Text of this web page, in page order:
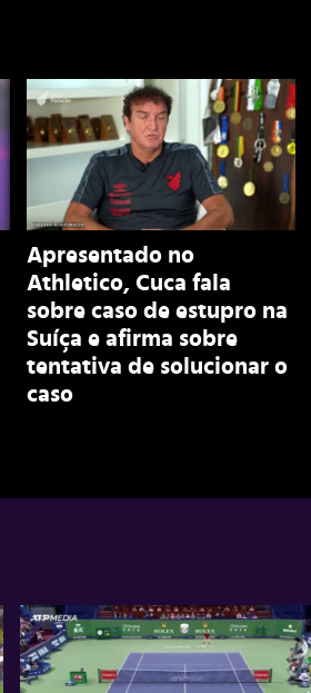
Apresentado no
Athletico, Cuca fala
sobre caso de estupro na
Suíça e afirma sobre
tentativa de solucionar o
caso